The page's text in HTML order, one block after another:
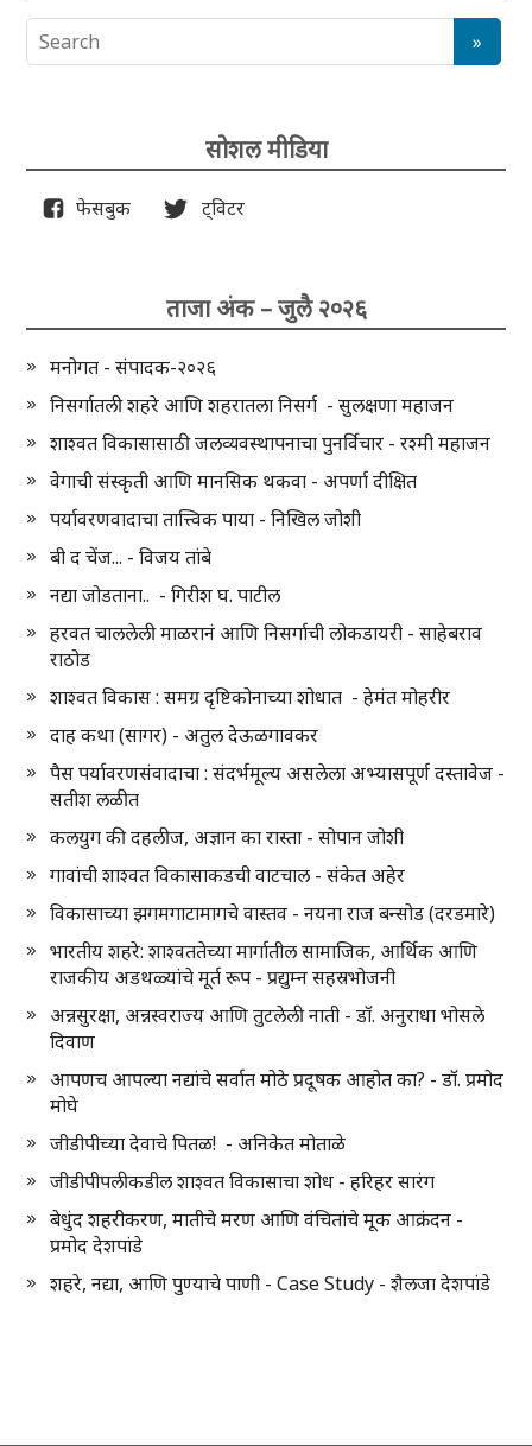
सोशल मीडिया
फेसबुक ट्विटर
ताजा अंक – जुलै २०२६
मनोगत - संपादक-२०२६
निसर्गातली शहरे आणि शहरातला निसर्ग - सुलक्षणा महाजन
शाश्वत विकासासाठी जलव्यवस्थापनाचा पुनर्विचार - रश्मी महाजन
वेगाची संस्कृती आणि मानसिक थकवा - अपर्णा दीक्षित
पर्यावरणवादाचा तात्त्विक पाया - निखिल जोशी
बी द चेंज... - विजय तांबे
नद्या जोडताना.. - गिरीश घ. पाटील
हरवत चाललेली माळरानं आणि निसर्गाची लोकडायरी - साहेबराव
राठोड
शाश्वत विकास : समग्र दृष्टिकोनाच्या शोधात - हेमंत मोहरीर
दाह कथा (सागर) - अतुल देऊळगावकर
पैस पर्यावरणसंवादाचा : संदर्भमूल्य असलेला अभ्यासपूर्ण दस्तावेज -
सतीश लळीत
कलयुग की दहलीज, अज्ञान का रास्ता - सोपान जोशी
गावांची शाश्वत विकासाकडची वाटचाल - संकेत अहेर
विकासाच्या झगमगाटामागचे वास्तव - नयना राज बन्सोड (दरडमारे)
भारतीय शहरे: शाश्वततेच्या मार्गातील सामाजिक, आर्थिक आणि
राजकीय अडथळ्यांचे मूर्त रूप - प्रद्युम्न सहस्रभोजनी
अन्नसुरक्षा, अन्नस्वराज्य आणि तुटलेली नाती - डॉ. अनुराधा भोसले
दिवाण
आपणच आपल्या नद्यांचे सर्वात मोठे प्रदूषक आहोत का? - डॉ. प्रमोद
मोघे
जीडीपीच्या देवाचे पितळ! - अनिकेत मोताळे
जीडीपीपलीकडील शाश्वत विकासाचा शोध - हरिहर सारंग
बेधुंद शहरीकरण, मातीचे मरण आणि वंचितांचे मूक आक्रंदन -
प्रमोद देशपांडे
शहरे, नद्या, आणि पुण्याचे पाणी - Case Study - शैलजा देशपांडे